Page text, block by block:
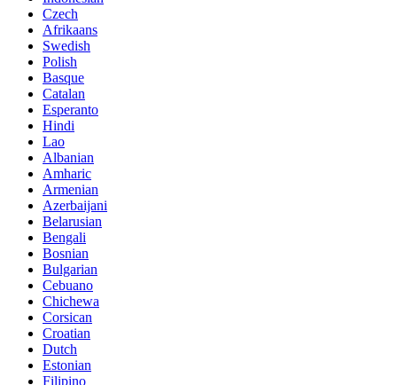
Czech
Afrikaans
Swedish
Polish
Basque
Catalan
Esperanto
Hindi
Lao
Albanian
Amharic
Armenian
Azerbaijani
Belarusian
Bengali
Bosnian
Bulgarian
Cebuano
Chichewa
Corsican
Croatian
Dutch
Estonian
Filipino